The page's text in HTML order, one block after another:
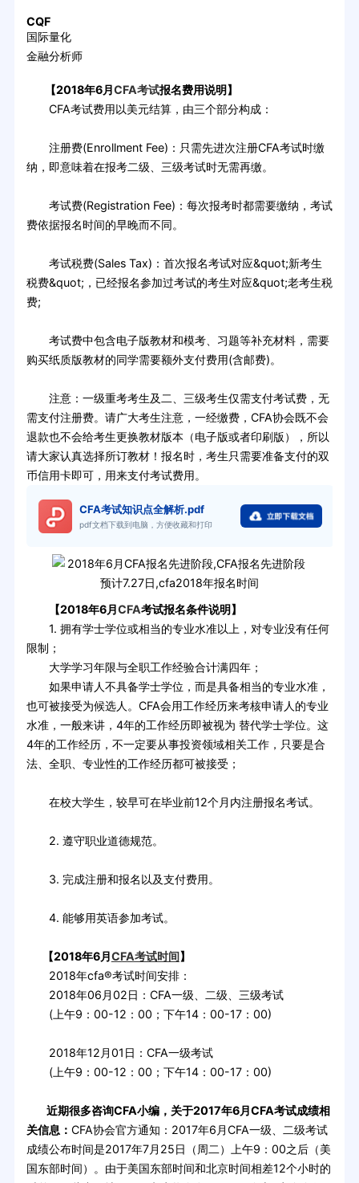
CQF
国际量化
金融分析师
【2018年6月CFA考试报名费用说明】
CFA考试费用以美元结算，由三个部分构成：
注册费(Enrollment Fee)：只需先进次注册CFA考试时缴
纳，即意味着在报考二级、三级考试时无需再缴。
考试费(Registration Fee)：每次报考时都需要缴纳，考试
费依据报名时间的早晚而不同。
考试税费(Sales Tax)：首次报名考试对应&quot;新考生
税费&quot;，已经报名参加过考试的考生对应&quot;老考生税
费;
考试费中包含电子版教材和模考、习题等补充材料，需要
购买纸质版教材的同学需要额外支付费用(含邮费)。
注意：一级重考考生及二、三级考生仅需支付考试费，无
需支付注册费。请广大考生注意，一经缴费，CFA协会既不会
退款也不会给考生更换教材版本（电子版或者印刷版），所以
请大家认真选择所订教材！报名时，考生只需要准备支付的双
币信用卡即可，用来支付考试费用。
CFA考试知识点全解析.pdf
pdf文档下载到电脑，方便收藏和打印
【2018年6月CFA考试报名条件说明】
1. 拥有学士学位或相当的专业水准以上，对专业没有任何
限制；
大学学习年限与全职工作经验合计满四年；
如果申请人不具备学士学位，而是具备相当的专业水准，
也可被接受为候选人。CFA会用工作经历来考核申请人的专业
水准，一般来讲，4年的工作经历即被视为 替代学士学位。这
4年的工作经历，不一定要从事投资领域相关工作，只要是合
法、全职、专业性的工作经历都可被接受；
在校大学生，较早可在毕业前12个月内注册报名考试。
2. 遵守职业道德规范。
3. 完成注册和报名以及支付费用。
4. 能够用英语参加考试。
【2018年6月CFA考试时间】
2018年cfa®考试时间安排：
2018年06月02日：CFA一级、二级、三级考试
(上午9：00-12：00；下午14：00-17：00)
2018年12月01日：CFA一级考试
(上午9：00-12：00；下午14：00-17：00)
近期很多咨询CFA小编，关于2017年6月CFA考试成绩相
关信息： CFA协会官方通知：2017年6月CFA一级、二级考试
成绩公布时间是2017年7月25日（周二）上午9：00之后（美
国东部时间）。由于美国东部时间和北京时间相差12个小时的